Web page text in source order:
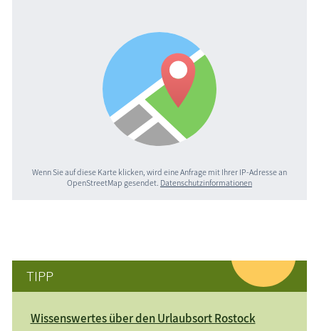
Wenn Sie auf diese Karte klicken, wird eine Anfrage mit Ihrer IP-Adresse an
OpenStreetMap gesendet. Datenschutzinformationen
TIPP
Wissenswertes über den Urlaubsort Rostock